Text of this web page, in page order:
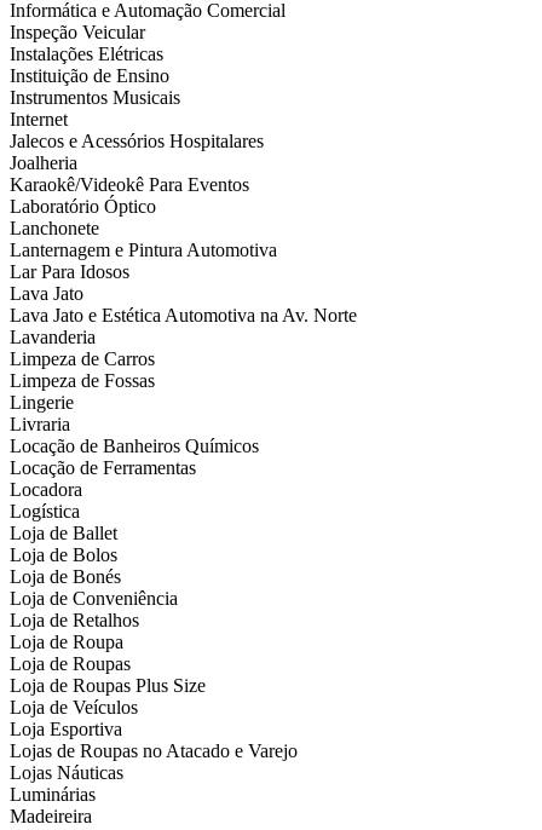
Informática e Automação Comercial
Inspeção Veicular
Instalações Elétricas
Instituição de Ensino
Instrumentos Musicais
Internet
Jalecos e Acessórios Hospitalares
Joalheria
Karaokê/Videokê Para Eventos
Laboratório Óptico
Lanchonete
Lanternagem e Pintura Automotiva
Lar Para Idosos
Lava Jato
Lava Jato e Estética Automotiva na Av. Norte
Lavanderia
Limpeza de Carros
Limpeza de Fossas
Lingerie
Livraria
Locação de Banheiros Químicos
Locação de Ferramentas
Locadora
Logística
Loja de Ballet
Loja de Bolos
Loja de Bonés
Loja de Conveniência
Loja de Retalhos
Loja de Roupa
Loja de Roupas
Loja de Roupas Plus Size
Loja de Veículos
Loja Esportiva
Lojas de Roupas no Atacado e Varejo
Lojas Náuticas
Luminárias
Madeireira